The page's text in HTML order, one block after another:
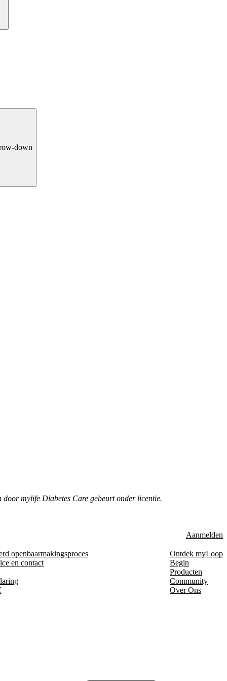
down
mylife Diabetes Care gebeurt onder licentie.
Aanmelden
openbaarmakingsproces
en contact
Ontdek myLoop
Begin
Producten
Community
Over Ons